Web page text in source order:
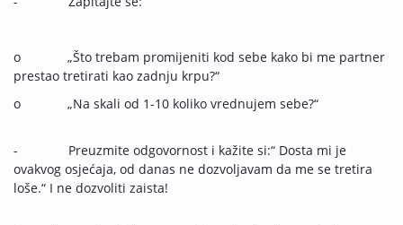
o „Što trebam promijeniti kod sebe kako bi me partner
prestao tretirati kao zadnju krpu?“
o „Na skali od 1-10 koliko vrednujem sebe?“
- Preuzmite odgovornost i kažite si:“ Dosta mi je
ovakvog osjećaja, od danas ne dozvoljavam da me se tretira
loše.“ I ne dozvoliti zaista!